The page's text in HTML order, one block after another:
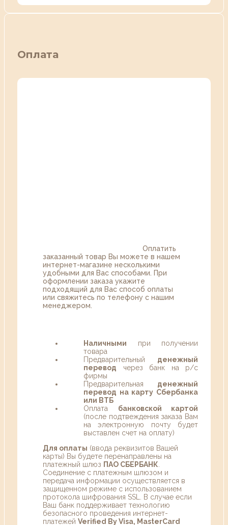
Оплата
Оплатить
заказанный товар Вы можете в нашем
интернет-магазине несколькими
удобными для Вас способами. При
оформлении заказа укажите
подходящий для Вас способ оплаты
или свяжитесь по телефону с нашим
менеджером.
Наличными при получении
товара
Предварительный денежный
перевод через банк на р/с
фирмы
Предварительная денежный
перевод на карту Сбербанка
или ВТБ
Оплата банковской картой
(после подтвеждения заказа Вам
на электронную почту будет
выставлен счет на оплату)
Для оплаты (ввода реквизитов Вашей
карты) Вы будете перенаправлены на
платежный шлюз ПАО СБЕРБАНК
Соединение с платежным шлюзом и
передача информации осуществляется в
защищенном режиме с использованием
протокола шифрования SSL. В случае если
Ваш банк поддерживает технологию
безопасного проведения интернет-
платежей Verified By Visa, MasterCard